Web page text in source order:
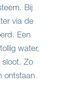
Bij
via de
Een
water,
sloot. Zo
ontstaan